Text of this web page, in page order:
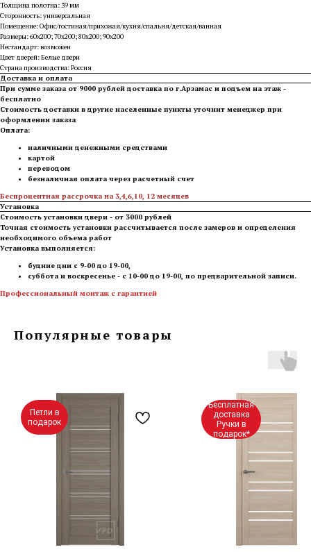
Толщина полотна: 39 мм
Сторонность: универсальная
Помещение: Офис/гостиная/прихожая/кухня/спальня/детская/ванная
Размеры: 60х200; 70х200; 80х200; 90х200
Нестандарт: возможен
Цвет дверей: Белые двери
Страна производства: Россия
Доставка и оплата
При сумме заказа от 9000 рублей доставка по г.Арзамас и подъем на этаж -
бесплатно
Стоимость доставки в другие населенные пункты уточнит менеджер при
оформлении заказа
Оплата:
наличными денежными средствами
картой
переводом
безналичная оплата через расчетный счет
Беспроцентная рассрочка на 3,4,6,10, 12 месяцев
Установка
Стоимость установки двери - от 3000 рублей
Точная стоимость установки рассчитывается после замеров и определения
необходимого объема работ
Установка выполняется:
будние дни с 9-00 до 19-00,
суббота и воскресенье - с 10-00 до 19-00, по предварительной записи.
Профессиональный монтаж с гарантией
Популярные товары
Петли в
подарок
Бесплатная
доставка
Ручки в
подарок*